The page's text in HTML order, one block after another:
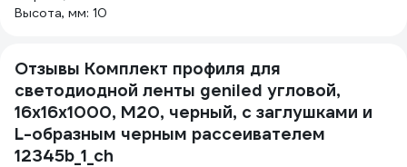
Высота, мм: 10
Отзывы Комплект профиля для
светодиодной ленты geniled угловой,
16x16x1000, М20, черный, с заглушками и
L-образным черным рассеивателем
12345b_1_ch